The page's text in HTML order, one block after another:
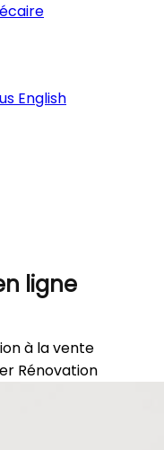
English
ligne
à la vente
Rénovation